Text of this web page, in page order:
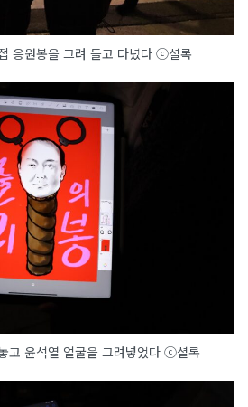
응원봉을 그려 들고 다녔다 ⓒ셜록
고 윤석열 얼굴을 그려넣었다 ⓒ셜록